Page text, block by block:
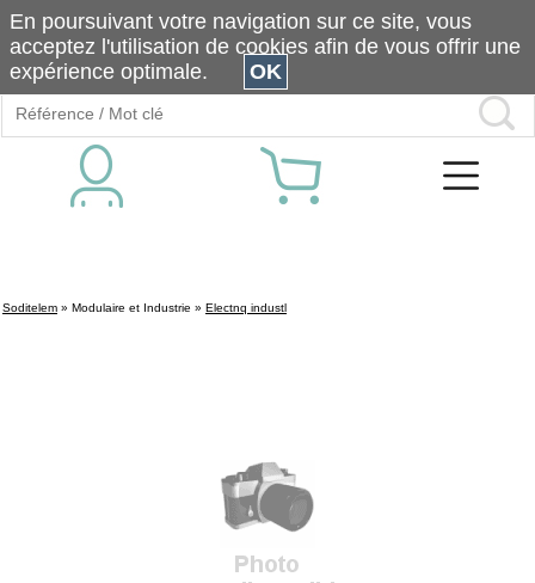
Soditelem » Modulaire et Industrie » Electnq industl
En poursuivant votre navigation sur ce site, vous
acceptez l'utilisation de cookies afin de vous offrir une
expérience optimale.
OK